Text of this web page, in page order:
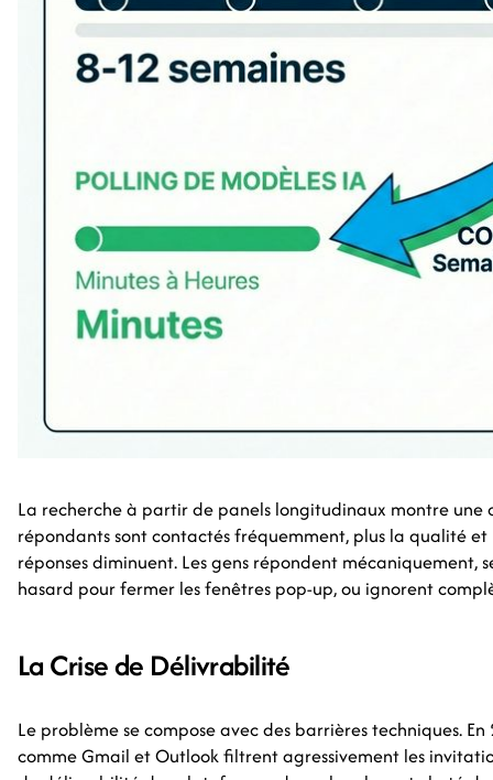
La recherche à partir de panels longitudinaux montre une
répondants sont contactés fréquemment, plus la qualité
réponses diminuent. Les gens répondent mécaniquement,
hasard pour fermer les fenêtres pop-up, ou ignorent
La Crise de Délivrabilité
Le problème se compose avec des barrières techniques.
comme Gmail et Outlook filtrent agressivement les